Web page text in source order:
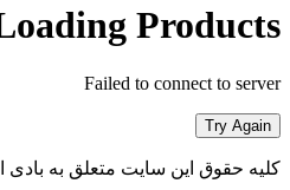
Products
Failed to connect to server
Try Again
کلیه حقوق این سایت متعلق به بادی